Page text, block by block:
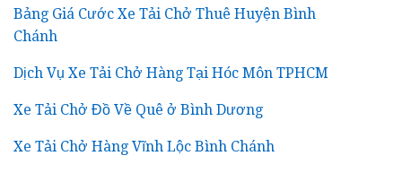
Bảng Giá Cước Xe Tải Chở Thuê Huyện Bình
Chánh
Dịch Vụ Xe Tải Chở Hàng Tại Hóc Môn TPHCM
Xe Tải Chở Đồ Về Quê ở Bình Dương
Xe Tải Chở Hàng Vĩnh Lộc Bình Chánh